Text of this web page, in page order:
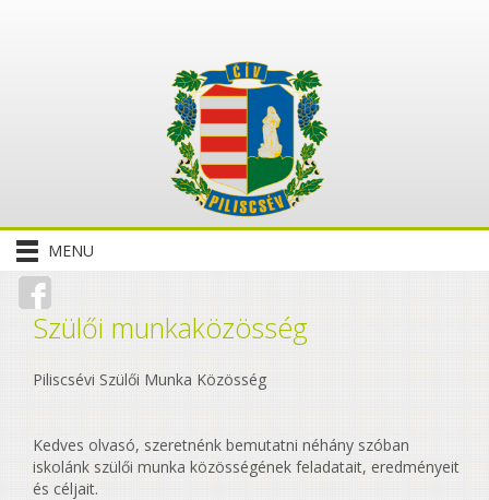
MENU
Szülői munkaközösség
Piliscsévi Szülői Munka Közösség
Kedves olvasó, szeretnénk bemutatni néhány szóban
iskolánk szülői munka közösségének feladatait, eredményeit
és céljait.